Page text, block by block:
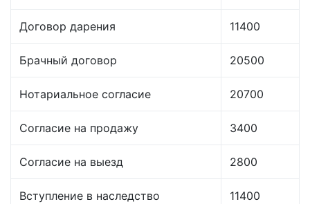
Договор дарения 11400
Брачный договор 20500
Нотариальное согласие 20700
Согласие на продажу 3400
Согласие на выезд 2800
Вступление в наследство 11400